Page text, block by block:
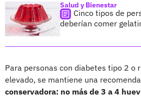
Salud y Bienestar
Cinco tipos de
deberían comer
Para personas con diabetes tipo 2 o
elevado, se mantiene una
conservadora: no más de 3 a 4